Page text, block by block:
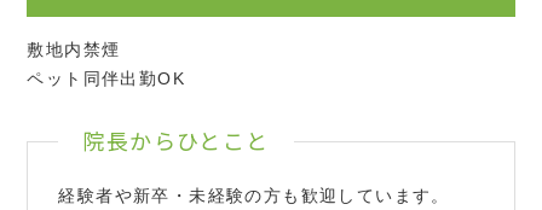
敷地内禁煙
ペット同伴出勤OK
院長からひとこと
経験者や新卒・未経験の方も歓迎しています。